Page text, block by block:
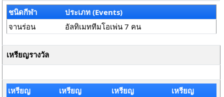
ชนิดกีฬา
ประเภท (Events)
จานร่อน
อัลทิเมททีมโอเพ่น 7 คน
เหรียญรางวัล
เหรียญ
เหรียญ
เหรียญ
เหรียญ